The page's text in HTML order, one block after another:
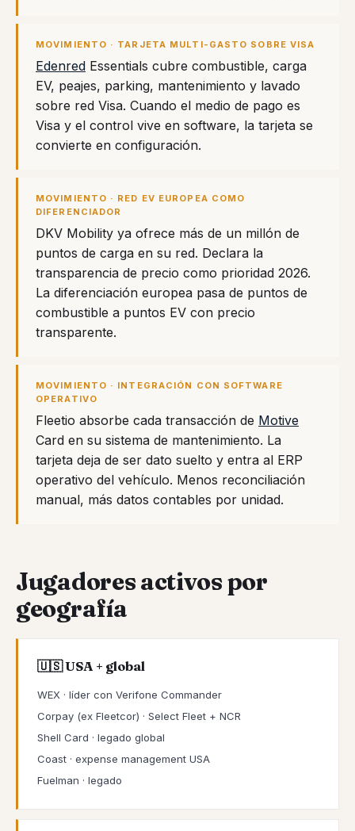
MOVIMIENTO · TARJETA MULTI-GASTO SOBRE VISA
Edenred Essentials cubre combustible, carga
EV, peajes, parking, mantenimiento y lavado
sobre red Visa. Cuando el medio de pago es
Visa y el control vive en software, la tarjeta se
convierte en configuración.
MOVIMIENTO · RED EV EUROPEA COMO
DIFERENCIADOR
DKV Mobility ya ofrece más de un millón de
puntos de carga en su red. Declara la
transparencia de precio como prioridad 2026.
La diferenciación europea pasa de puntos de
combustible a puntos EV con precio
transparente.
MOVIMIENTO · INTEGRACIÓN CON SOFTWARE
OPERATIVO
Fleetio absorbe cada transacción de Motive
Card en su sistema de mantenimiento. La
tarjeta deja de ser dato suelto y entra al ERP
operativo del vehículo. Menos reconciliación
manual, más datos contables por unidad.
Jugadores activos por
geografía
🇺🇸 USA + global
WEX · líder con Verifone Commander
Corpay (ex Fleetcor) · Select Fleet + NCR
Shell Card · legado global
Coast · expense management USA
Fuelman · legado